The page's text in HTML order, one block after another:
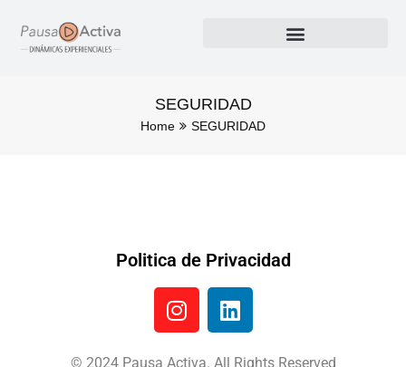
SEGURIDAD
Home SEGURIDAD
Politica de Privacidad
© 2024 Pausa Activa. All Rights Reserved